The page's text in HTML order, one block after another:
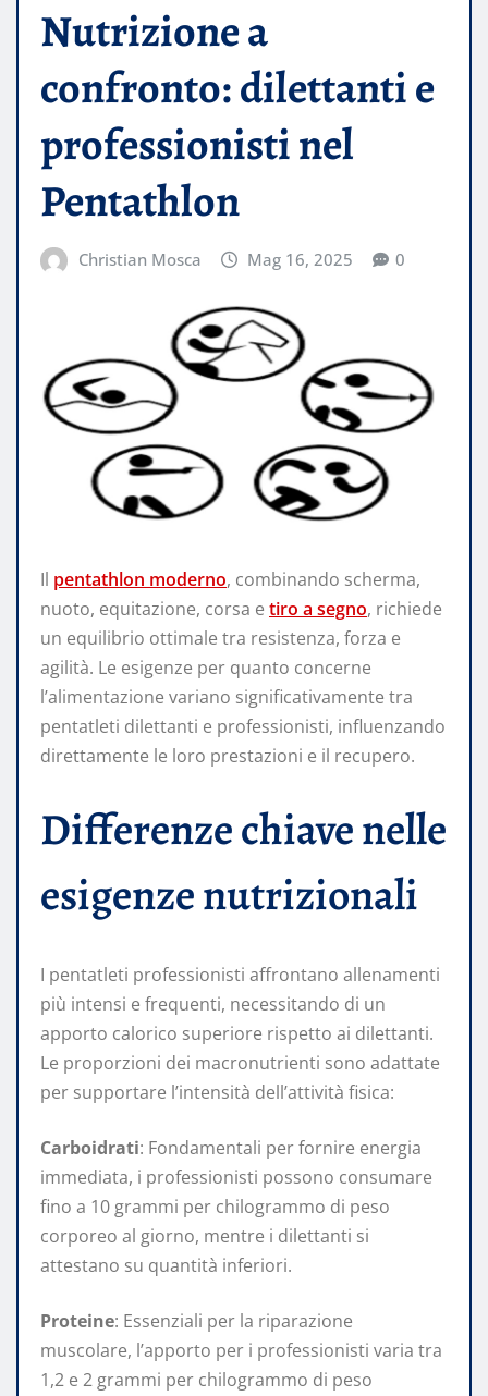
Nutrizione a
confronto: dilettanti e
professionisti nel
Pentathlon
Christian Mosca Mag 16, 2025 0
Il pentathlon moderno, combinando scherma,
nuoto, equitazione, corsa e tiro a segno, richiede
un equilibrio ottimale tra resistenza, forza e
agilità. Le esigenze per quanto concerne
l’alimentazione variano significativamente tra
pentatleti dilettanti e professionisti, influenzando
direttamente le loro prestazioni e il recupero.
Differenze chiave nelle
esigenze nutrizionali
I pentatleti professionisti affrontano allenamenti
più intensi e frequenti, necessitando di un
apporto calorico superiore rispetto ai dilettanti.
Le proporzioni dei macronutrienti sono adattate
per supportare l’intensità dell’attività fisica:
Carboidrati: Fondamentali per fornire energia
immediata, i professionisti possono consumare
fino a 10 grammi per chilogrammo di peso
corporeo al giorno, mentre i dilettanti si
attestano su quantità inferiori.
Proteine: Essenziali per la riparazione
muscolare, l’apporto per i professionisti varia tra
1,2 e 2 grammi per chilogrammo di peso